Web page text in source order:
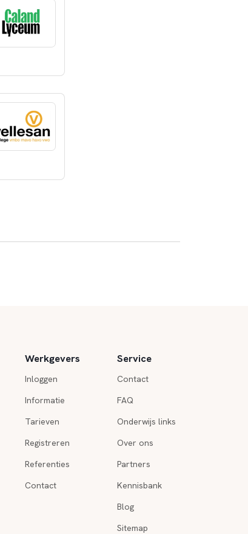
Werkgevers
Inloggen
Informatie
Tarieven
Registreren
Referenties
Contact
Service
Contact
FAQ
Onderwijs links
Over ons
Partners
Kennisbank
Blog
Sitemap